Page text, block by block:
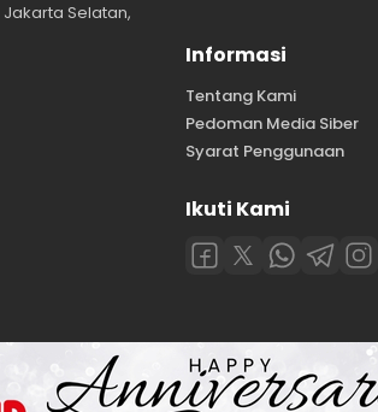
Selatan,
Informasi
Tentang Kami
Pedoman Media Siber
Syarat Penggunaan
Ikuti Kami